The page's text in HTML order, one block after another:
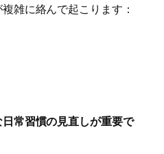
雑に絡んで起こります：
常習慣の見直しが重要で